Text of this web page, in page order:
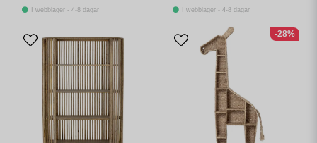
I webblager - 4-8 dagar I webblager - 4-8 dagar
-28%